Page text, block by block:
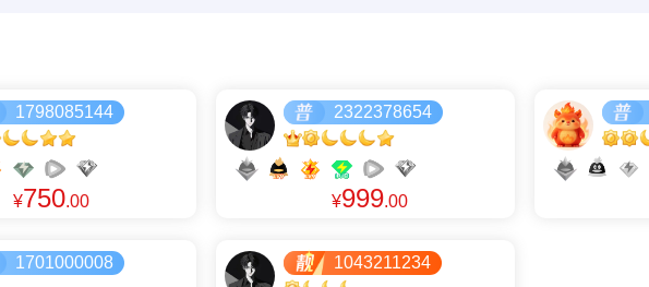
1798085144
¥750.00
2322378654
¥999.00
1701000008 1043211234